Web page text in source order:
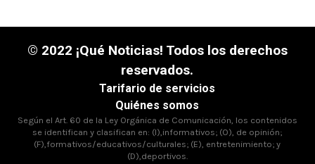
© 2022 ¡Qué Noticias! Todos los derechos
reservados.
Tarifario de servicios
Quiénes somos
Según el Art. 60 de la Ley Orgánica de Comunicación, los contenidos
se identifican y clasifican en: (I),informativos; (O), de opinión;
(F),formativos/educativos/culturales; (E), entretenimiento; y
(D),deportivos.